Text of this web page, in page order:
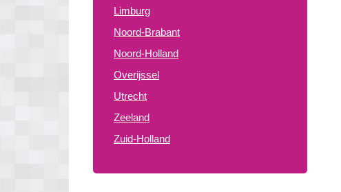
Limburg
Noord-Brabant
Noord-Holland
Overijssel
Utrecht
Zeeland
Zuid-Holland